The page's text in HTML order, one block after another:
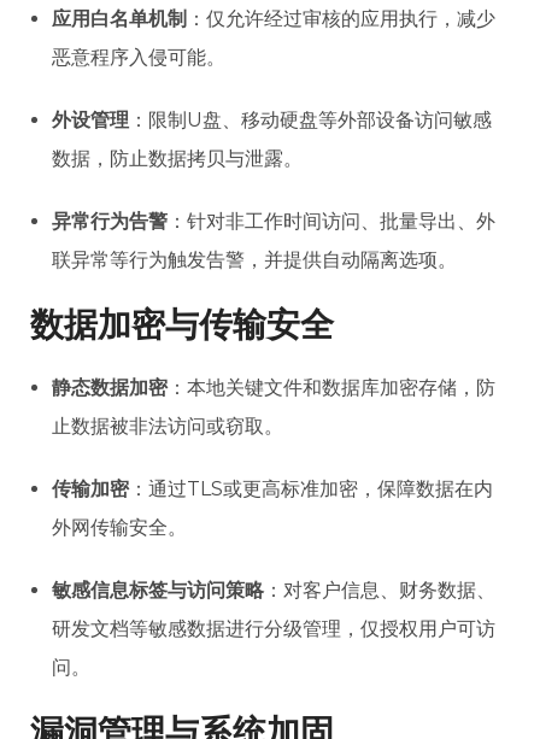
应用白名单机制 ：仅允许经过审核的应用执行，减少
恶意程序入侵可能。
外设管理 ：限制U盘、移动硬盘等外部设备访问敏感
数据，防止数据拷贝与泄露。
异常行为告警 ：针对非工作时间访问、批量导出、外
联异常等行为触发告警，并提供自动隔离选项。
数据加密与传输安全
静态数据加密：本地关键文件和数据库加密存储，防
止数据被非法访问或窃取。
传输加密：通过TLS或更高标准加密，保障数据在内
外网传输安全。
敏感信息标签与访问策略 ：对客户信息、财务数据、
研发文档等敏感数据进行分级管理，仅授权用户可访
问。